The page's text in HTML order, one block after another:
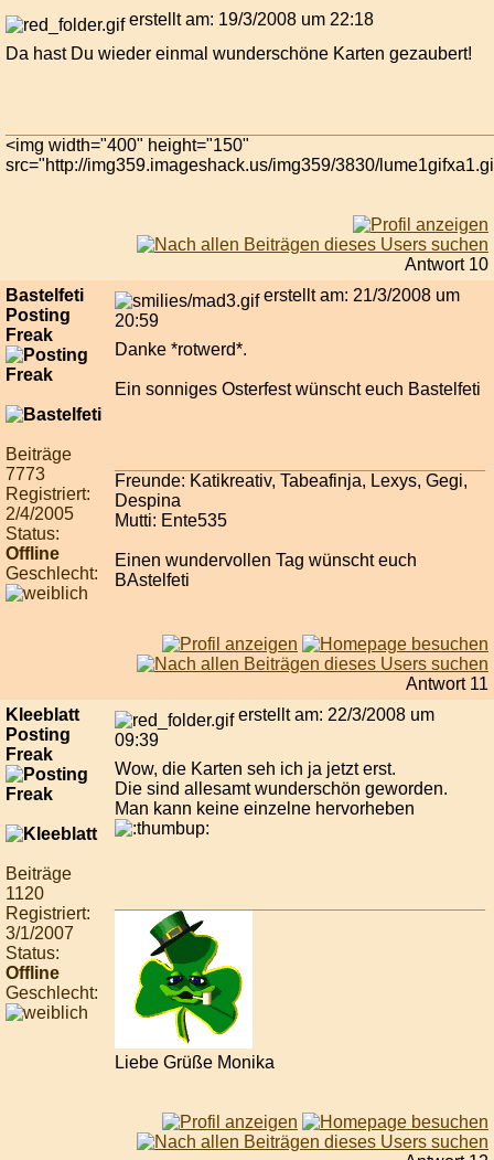
erstellt am: 19/3/2008 um 22:18
Da hast Du wieder einmal wunderschöne Karten gezaubert!
<img width="400" height="150"
src="http://img359.imageshack.us/img359/3830/
Antwort 10
Bastelfeti
Posting
Freak
Beiträge
7773
Registriert:
2/4/2005
Status:
Offline
Geschlecht:
erstellt am: 21/3/2008 um
20:59
Danke *rotwerd*.
Ein sonniges Osterfest wünscht euch Bastelfeti
Freunde: Katikreativ, Tabeafinja, Lexys, Gegi,
Despina
Mutti: Ente535
Einen wundervollen Tag wünscht euch
BAstelfeti
Antwort 11
Kleeblatt
Posting
Freak
Beiträge
1120
Registriert:
3/1/2007
Status:
Offline
Geschlecht:
erstellt am: 22/3/2008 um
09:39
Wow, die Karten seh ich ja jetzt erst.
Die sind allesamt wunderschön geworden.
Man kann keine einzelne hervorheben
Liebe Grüße Monika